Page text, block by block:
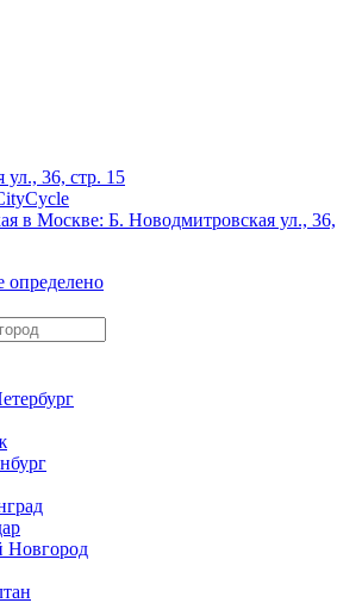
36, стр. 15
в Москве: Б. Новодмитровская ул., 36,
определено